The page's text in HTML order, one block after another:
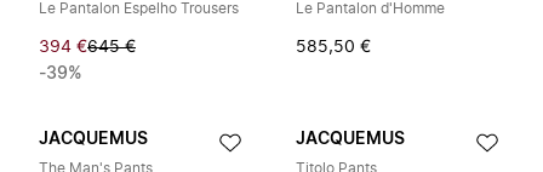
Le Pantalon Espelho Trousers
394 €645 €
-39%
Le Pantalon d'Homme
585,50 €
JACQUEMUS
The Man's Pants
JACQUEMUS
Titolo Pants